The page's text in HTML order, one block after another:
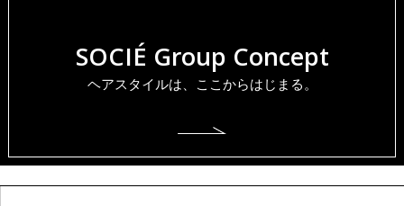
SOCIÉ Group Concept
ヘアスタイルは、ここからはじまる。